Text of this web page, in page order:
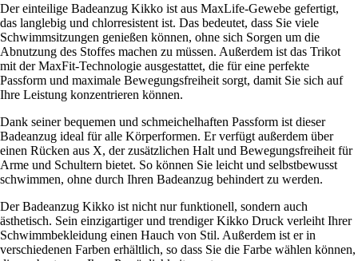
Der einteilige Badeanzug Kikko ist aus MaxLife-Gewebe gefertigt,
das langlebig und chlorresistent ist. Das bedeutet, dass Sie viele
Schwimmsitzungen genießen können, ohne sich Sorgen um die
Abnutzung des Stoffes machen zu müssen. Außerdem ist das Trikot
mit der MaxFit-Technologie ausgestattet, die für eine perfekte
Passform und maximale Bewegungsfreiheit sorgt, damit Sie sich auf
Ihre Leistung konzentrieren können.
Dank seiner bequemen und schmeichelhaften Passform ist dieser
Badeanzug ideal für alle Körperformen. Er verfügt außerdem über
einen Rücken aus X, der zusätzlichen Halt und Bewegungsfreiheit für
Arme und Schultern bietet. So können Sie leicht und selbstbewusst
schwimmen, ohne durch Ihren Badeanzug behindert zu werden.
Der Badeanzug Kikko ist nicht nur funktionell, sondern auch
ästhetisch. Sein einzigartiger und trendiger Kikko Druck verleiht Ihrer
Schwimmbekleidung einen Hauch von Stil. Außerdem ist er in
verschiedenen Farben erhältlich, so dass Sie die Farbe wählen können,